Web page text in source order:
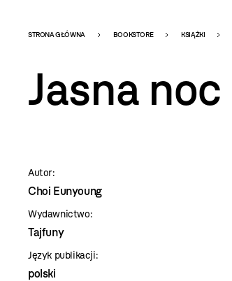
-
szablon
STRONA GŁÓWNA BOOKSTORE KSIĄŻKI
Jasna noc
Autor:
Choi Eunyoung
Wydawnictwo:
Tajfuny
Język publikacji:
polski